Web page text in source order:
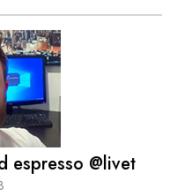
espresso @livet